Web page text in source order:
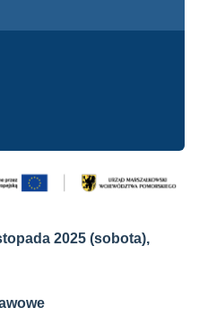
2025 (sobota),